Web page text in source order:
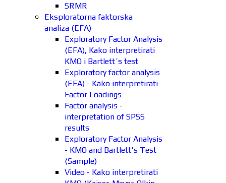
SRMR
Eksploratorna faktorska
analiza (EFA)
Exploratory Factor Analysis
(EFA), Kako interpretirati
KMO i Bartlett´s test
Exploratory factor analysis
(EFA) - Kako interpretirati
Factor Loadings
Factor analysis -
interpretation of SPSS
results
Exploratory Factor Analysis
- KMO and Bartlett's Test
(Sample)
Video - Kako interpretirati